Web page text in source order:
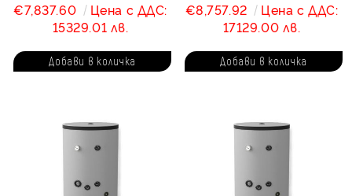
€7,837.60
Цена с ДДС:
15329.01 лв.
€8,757.92
Цена с ДДС:
17129.00 лв.